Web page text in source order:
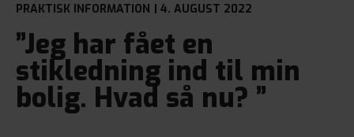
PRAKTISK INFORMATION | 4. AUGUST 2022
”Jeg har fået en
stikledning ind til min
bolig. Hvad så nu? ”